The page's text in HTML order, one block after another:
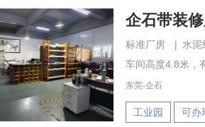
企石带装
标准厂房 | 水泥
车间高度4.8米，
东莞-企石
工业园 可办